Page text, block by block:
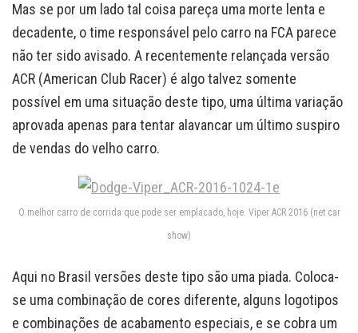
Mas se por um lado tal coisa pareça uma morte lenta e
decadente, o time responsável pelo carro na FCA parece
não ter sido avisado. A recentemente relançada versão
ACR (American Club Racer) é algo talvez somente
possível em uma situação deste tipo, uma última variação
aprovada apenas para tentar alavancar um último suspiro
de vendas do velho carro.
O melhor carro de corrida que pode ser emplacado, hoje. Viper ACR 2016 (net car
show)
Aqui no Brasil versões deste tipo são uma piada. Coloca-
se uma combinação de cores diferente, alguns logotipos
e combinações de acabamento especiais, e se cobra um